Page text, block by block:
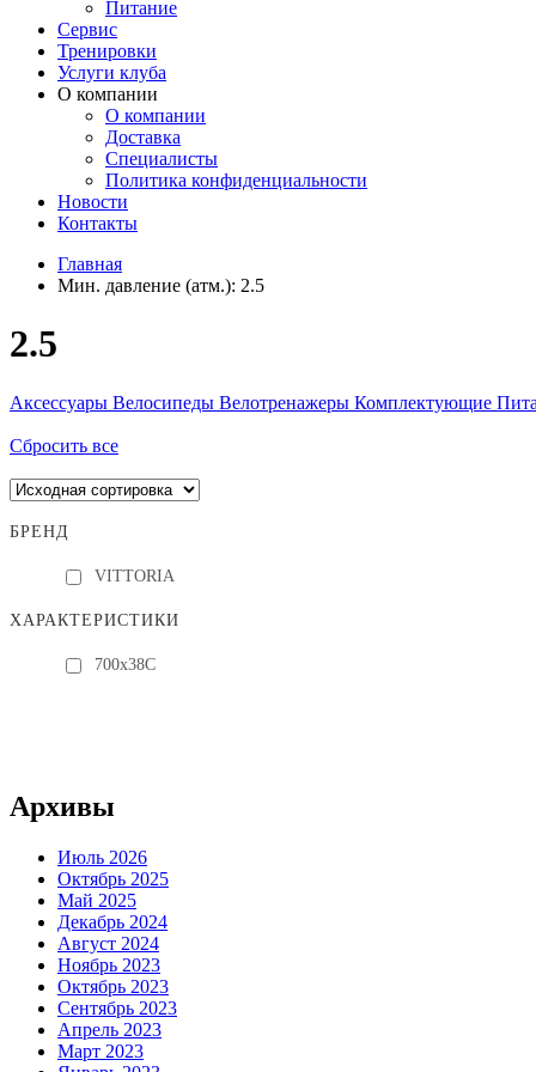
Питание
Сервис
Тренировки
Услуги клуба
О компании
О компании
Доставка
Специалисты
Политика конфиденциальности
Новости
Контакты
Главная
Мин. давление (атм.): 2.5
2.5
Аксессуары Велосипеды Велотренажеры Комплектующие
Сбросить все
БРЕНД
VITTORIA
ХАРАКТЕРИСТИКИ
700х38С
Архивы
Июль 2026
Октябрь 2025
Май 2025
Декабрь 2024
Август 2024
Ноябрь 2023
Октябрь 2023
Сентябрь 2023
Апрель 2023
Март 2023